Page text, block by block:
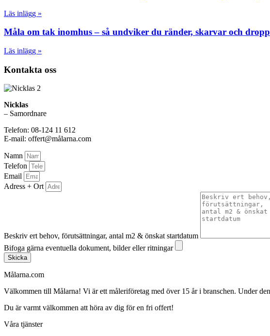
Läs inlägg »
Måla om tak inomhus – så undviker du ränder, skarvar och
Läs inlägg »
Kontakta oss
Nicklas
– Samordnare
Telefon: 08-124 11 612
E-mail: offert@målarna.com
Namn
Telefon
Email
Adress + Ort
Beskriv ert behov, förutsättningar, antal m2 & önskat startdatum
Bifoga gärna eventuella dokument, bilder eller ritningar
Skicka
Målarna.com
Välkommen till Målarna! Vi är ett måleriföretag med över 15 år i branschen. Under
Du är varmt välkommen att höra av dig för en fri offert!
Våra tjänster